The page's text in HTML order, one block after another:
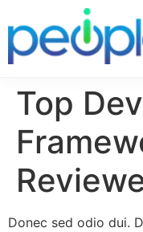
Top
Donec sed odio dui.